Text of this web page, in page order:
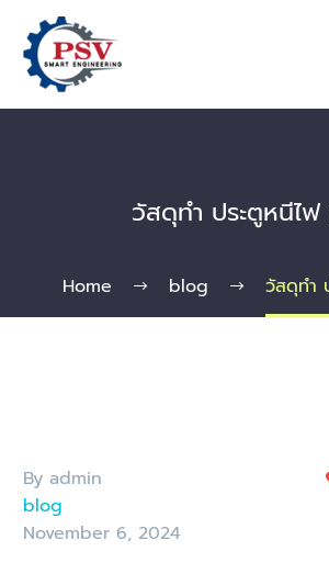
วัสดุทำ ประตูหนีไ
Home blog วัสดุทำ
By admin
blog
November 6, 2024